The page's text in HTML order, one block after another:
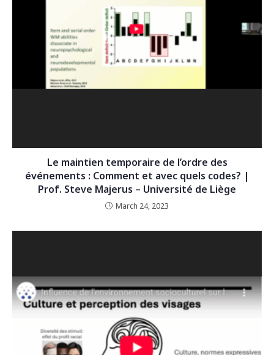
Le maintien temporaire de l’ordre des
événements : Comment et avec quels codes? |
Prof. Steve Majerus – Université de Liège
March 24, 2023